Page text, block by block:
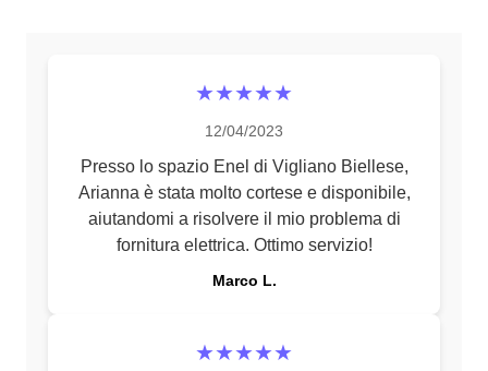
★★★★★
12/04/2023
Presso lo spazio Enel di Vigliano Biellese,
Arianna è stata molto cortese e disponibile,
aiutandomi a risolvere il mio problema di
fornitura elettrica. Ottimo servizio!
Marco L.
★★★★★